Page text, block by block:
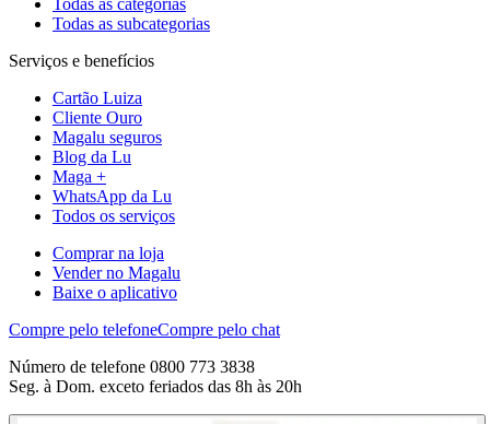
Todas as subcategorias
Serviços e benefícios
Cartão Luiza
Cliente Ouro
Magalu seguros
Blog da Lu
Maga +
WhatsApp da Lu
Todos os serviços
Comprar na loja
Vender no Magalu
Baixe o aplicativo
Compre pelo telefoneCompre pelo chat
Número de telefone 0800 773 3838
Seg. à Dom. exceto feriados das 8h às 20h